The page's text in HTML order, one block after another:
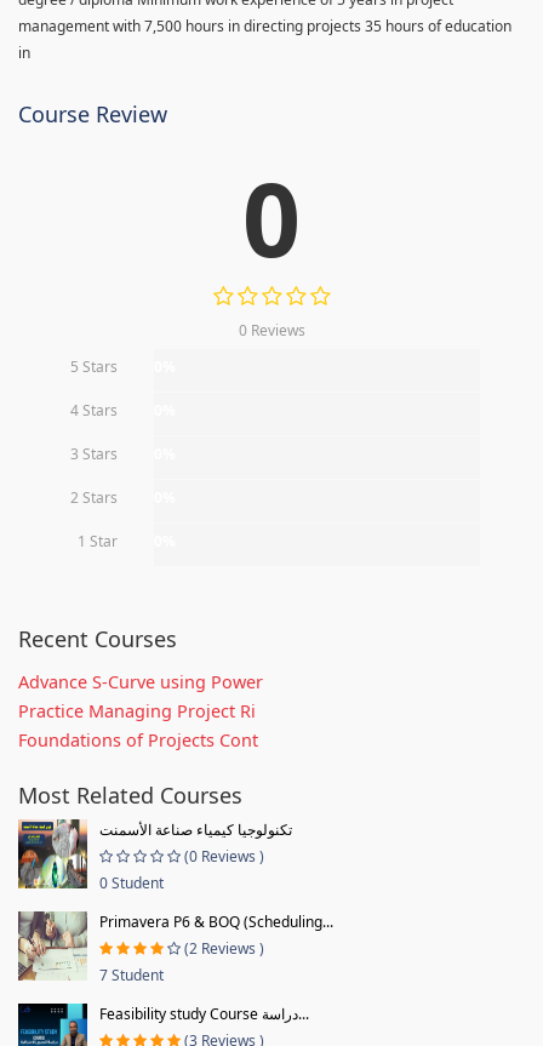
management with 7,500 hours in directing projects 35 hours of education
in
Course Review
0
0 Reviews
5 Stars
4 Stars
3 Stars
2 Stars
1 Star
Recent Courses
Advance S-Curve using Power
Practice Managing Project Ri
Foundations of Projects Cont
Most Related Courses
تكنولوجيا كيمياء صناعة الأسمنت
(0 Reviews )
0 Student
Primavera P6 & BOQ (Scheduling...
(2 Reviews )
7 Student
Feasibility study Course دراسة...
(3 Reviews )